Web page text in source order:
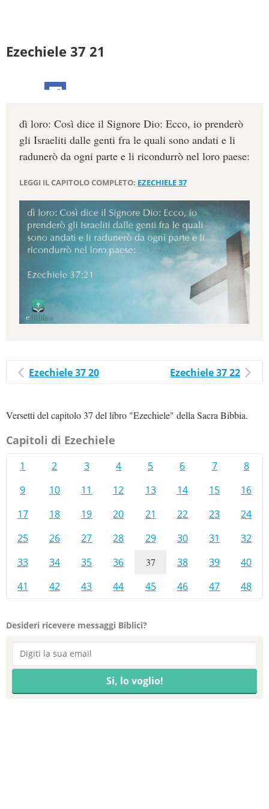
Ezechiele 37 21
dì loro: Così dice il Signore Dio: Ecco, io prenderò
gli Israeliti dalle genti fra le quali sono andati e li
radunerò da ogni parte e li ricondurrò nel loro paese:
LEGGI IL CAPITOLO COMPLETO: EZECHIELE 37
Ezechiele 37 20 Ezechiele 37 22
Versetti del capitolo 37 del libro "Ezechiele" della Sacra Bibbia.
Capitoli di Ezechiele
1 2 3 4 5 6 7
8
9
10 11 12 13 14 15
16
17
18 19 20 21 22 23
24
25
26 27 28 29 30 31
32
33
34 35 36 37 38 39
40
41
42 43 44 45 46 47 48
Desideri ricevere messaggi Biblici?